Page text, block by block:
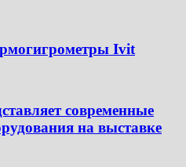
Ivit
современные
на выставке